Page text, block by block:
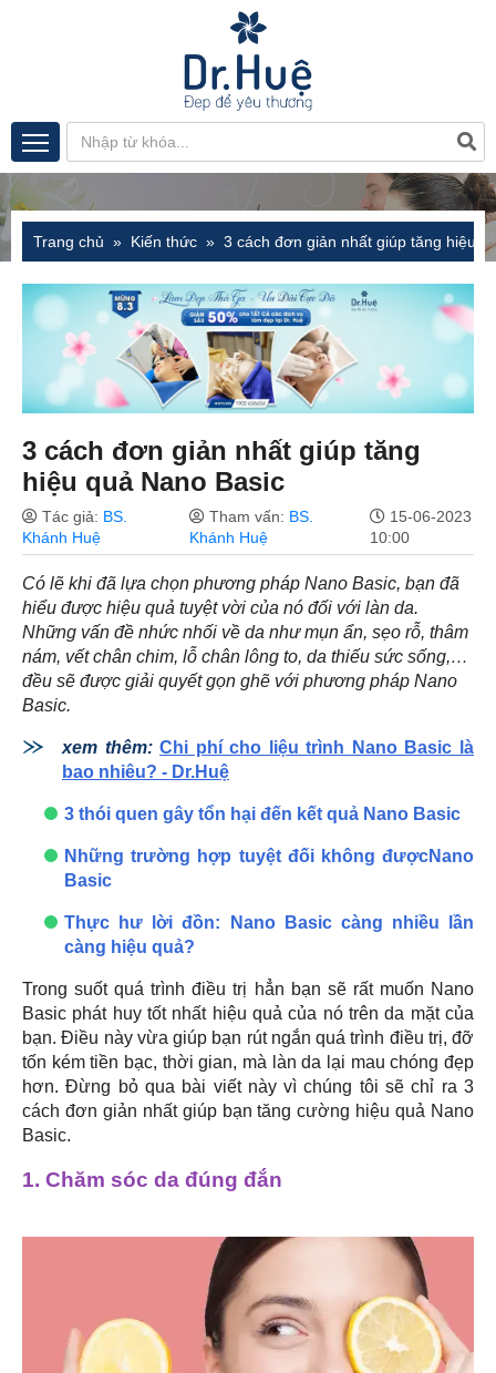
Trang chủ Kiến thức 3 cách đơn giản nhất giúp tăng hiệu
3 cách đơn giản nhất giúp tăng
hiệu quả Nano Basic
Tác giả: BS.
Khánh Huệ
Tham vấn: BS.
Khánh Huệ
15-06-2023
10:00
Có lẽ khi đã lựa chọn phương pháp Nano Basic, bạn đã
hiểu được hiệu quả tuyệt vời của nó đối với làn da.
Những vấn đề nhức nhối về da như mụn ẩn, sẹo rỗ, thâm
nám, vết chân chim, lỗ chân lông to, da thiếu sức sống,…
đều sẽ được giải quyết gọn ghẽ với phương pháp Nano
Basic.
xem thêm:Chi phí cho liệu trình Nano Basic là
bao nhiêu? - Dr.Huệ
3 thói quen gây tổn hại đến kết quả Nano Basic
Những trường hợp tuyệt đối không đượcNano
Basic
Thực hư lời đồn: Nano Basic càng nhiều lần
càng hiệu quả?
Trong suốt quá trình điều trị hẳn bạn sẽ rất muốn Nano
Basic phát huy tốt nhất hiệu quả của nó trên da mặt của
bạn. Điều này vừa giúp bạn rút ngắn quá trình điều trị, đỡ
tốn kém tiền bạc, thời gian, mà làn da lại mau chóng đẹp
hơn. Đừng bỏ qua bài viết này vì chúng tôi sẽ chỉ ra 3
cách đơn giản nhất giúp bạn tăng cường hiệu quả Nano
Basic.
1. Chăm sóc da đúng đắn